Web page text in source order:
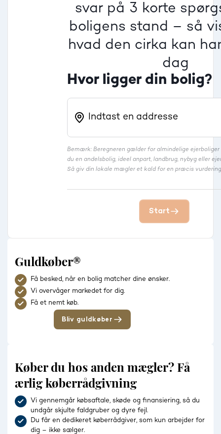
svar på 3 korte
boligens stand – så
hvad den cirka kan
dag
Hvor ligger din bolig?
Bemærk: Beregneren gælder for almindelige ejerboliger
du en andelsbolig, ideel anpart, landbrug, nybyg eller
Så giv din lokale mægler et kald for en præcis
Start
Guldkøber®
Få besked, når en bolig matcher dine ønsker.
Vi overvåger markedet for dig.
Få et nemt køb.
Bliv guldkøber
Køber du hos anden mægler? Få
ærlig køberrådgivning
Vi gennemgår købsaftale, skøde og finansiering, så du
undgår skjulte faldgruber og dyre fejl.
Du får en dedikeret køberrådgiver, som kun arbejder for
dig – ikke sælger.